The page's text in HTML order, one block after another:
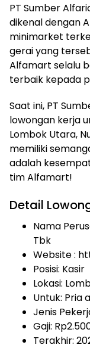
PT Sumber
dikenal dengan
minimarket
gerai yang
Alfamart selalu
terbaik kepada
Saat ini, PT
lowongan kerja
Lombok Utara,
memiliki
adalah
tim Alfamart!
Detail
Nama
Tbk
Website :
Posisi: Kasir
Lokasi:
Untuk: Pria
Jenis
Gaji: Rp
Terakhir: